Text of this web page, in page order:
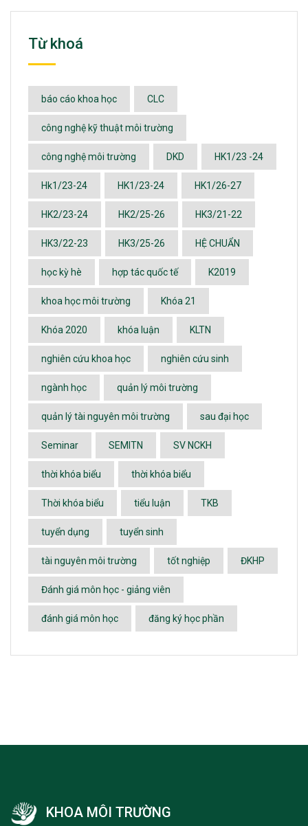
Từ khoá
báo cáo khoa học CLC
công nghệ kỹ thuật môi trường
công nghệ môi trường DKD HK1/23 -24
Hk1/23-24 HK1/23-24 HK1/26-27
HK2/23-24 HK2/25-26 HK3/21-22
HK3/22-23 HK3/25-26 HỆ CHUẨN
học kỳ hè hợp tác quốc tế K2019
khoa học môi trường Khóa 21
Khóa 2020 khóa luận KLTN
nghiên cứu khoa học nghiên cứu sinh
ngành học quản lý môi trường
quản lý tài nguyên môi trường sau đại học
Seminar SEMITN SV NCKH
thời khóa biểu thời khóa biểu
Thời khóa biểu tiểu luận TKB
tuyển dụng tuyển sinh
tài nguyên môi trường tốt nghiệp ĐKHP
Đánh giá môn học - giảng viên
đánh giá môn học đăng ký học phần
KHOA MÔI TRƯỜNG